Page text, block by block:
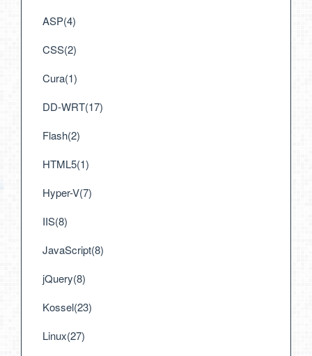
ASP(4)
CSS(2)
Cura(1)
DD-WRT(17)
Flash(2)
HTML5(1)
Hyper-V(7)
IIS(8)
JavaScript(8)
jQuery(8)
Kossel(23)
Linux(27)